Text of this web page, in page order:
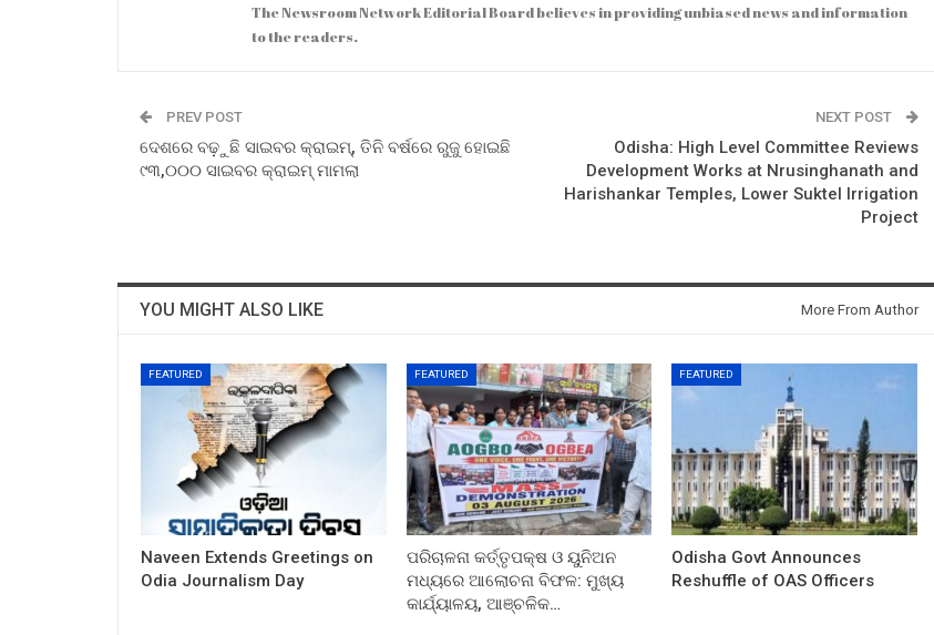
The Newsroom Network Editorial Board believes in providing unbiased news and information
to the readers.
PREV POST
ଦେଶରେ ବଢ଼ୁଛି ସାଇବର କ୍ରାଇମ୍‌, ତିନି ବର୍ଷରେ ରୁଜୁ ହୋଇଛି
୯୩,୦୦୦ ସାଇବର କ୍ରାଇମ୍ ମାମଲା
NEXT POST
Odisha: High Level Committee Reviews
Development Works at Nrusinghanath and
Harishankar Temples, Lower Suktel Irrigation
Project
YOU MIGHT ALSO LIKE More From Author
FEATURED
Naveen Extends Greetings on
Odia Journalism Day
FEATURED
ପରିଚାଳନା କର୍ତ୍ତୃପକ୍ଷ ଓ ୟୁନିଅନ
ମଧ୍ୟରେ ଆଲୋଚନା ବିଫଳ: ମୁଖ୍ୟ
କାର୍ଯ୍ୟାଳୟ, ଆଞ୍ଚଳିକ…
FEATURED
Odisha Govt Announces
Reshuffle of OAS Officers